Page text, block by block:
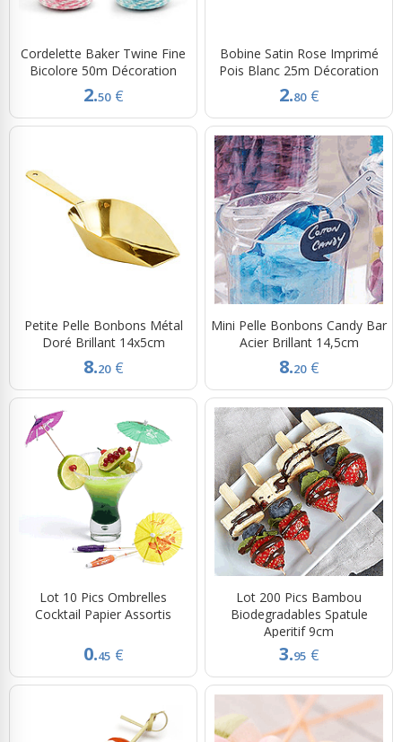
Cordelette Baker Twine Fine
Bicolore 50m Décoration
2.50 €
Bobine Satin Rose Imprimé
Pois Blanc 25m Décoration
2.80 €
Petite Pelle Bonbons Métal
Doré Brillant 14x5cm
8.20 €
Mini Pelle Bonbons Candy Bar
Acier Brillant 14,5cm
8.20 €
Lot 10 Pics Ombrelles
Cocktail Papier Assortis
0.45 €
Lot 200 Pics Bambou
Biodegradables Spatule
Aperitif 9cm
3.95 €